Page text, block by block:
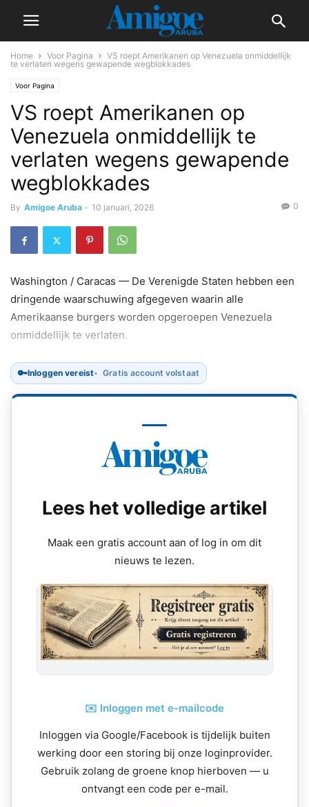
Home Voor Pagina
VS roept Amerikanen op Venezuela onmiddellijk
te verlaten wegens gewapende wegblokkades
Voor Pagina
VS roept Amerikanen op
Venezuela onmiddellijk te
verlaten wegens gewapende
wegblokkades
By Amigoe Aruba - 10 januari, 2026 0
Washington / Caracas — De Verenigde Staten hebben een
dringende waarschuwing afgegeven waarin alle
Amerikaanse burgers worden opgeroepen Venezuela
onmiddellijk te verlaten.
🔑Inloggen vereist Gratis account volstaat
Lees het volledige artikel
Maak een gratis account aan of log in om dit
nieuws te lezen.
✉️ Inloggen met e-mailcode
Inloggen via Google/Facebook is tijdelijk buiten
werking door een storing bij onze loginprovider.
Gebruik zolang de groene knop hierboven — u
ontvangt een code per e-mail.